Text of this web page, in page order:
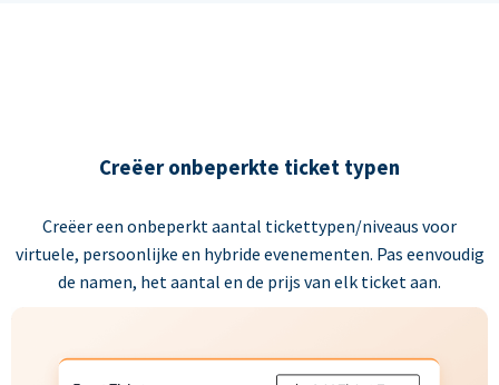
Creëer onbeperkte ticket typen
Creëer een onbeperkt aantal tickettypen/niveaus voor
virtuele, persoonlijke en hybride evenementen. Pas eenvoudig
de namen, het aantal en de prijs van elk ticket aan.